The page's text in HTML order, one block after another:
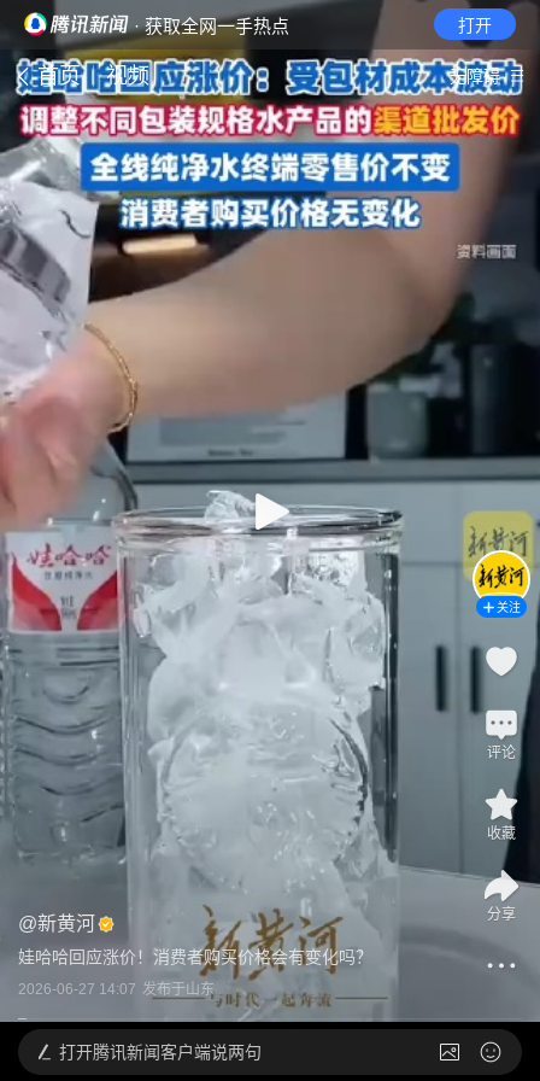
· 获取全网一手热点 打开
首页 视频 无障碍
@新黄河
娃哈哈回应涨价！消费者购买价格会有变化吗？
2026-06-27 14:07 发布于山东
关注
评论
收藏
分享
打开腾讯新闻客户端说两句